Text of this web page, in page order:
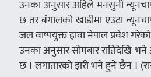
उनका अनुसार अहिले मनसुनी
छ तर बंगालको खाडीमा एउटा
जल वाष्पयुक्त हावा नेपाल प्रवेश
उनका अनुसार सोमबार रातिदेखि भने
छ । लगातारको झरी भने हुने छैन ।